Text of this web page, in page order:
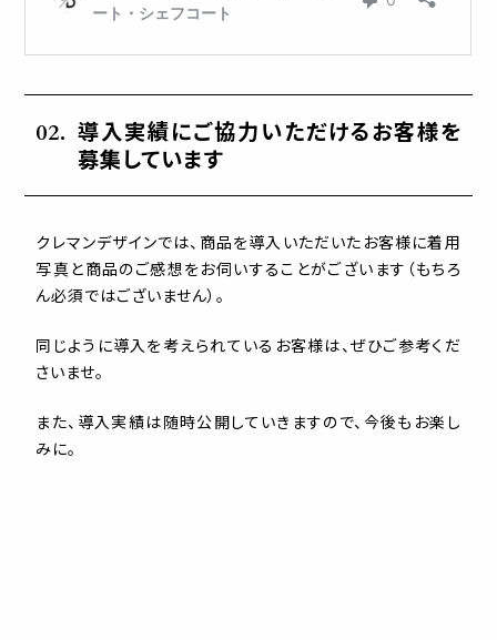
導入実績にご協力いただけるお客様を
募集しています
クレマンデザインでは、商品を導入いただいたお客様に着用
写真と商品のご感想をお伺いすることがございます（もちろ
ん必須ではございません）。
同じように導入を考えられているお客様は、ぜひご参考くだ
さいませ。
また、導入実績は随時公開していきますので、今後もお楽し
みに。